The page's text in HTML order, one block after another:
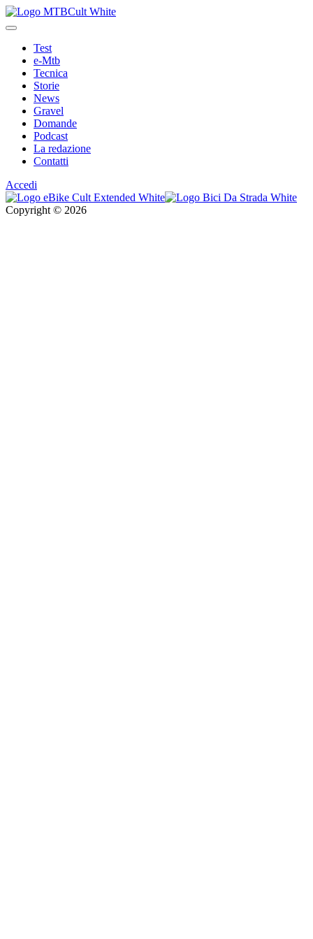
Test
e-Mtb
Tecnica
Storie
News
Gravel
Domande
Podcast
La redazione
Contatti
Accedi
Copyright © 2026